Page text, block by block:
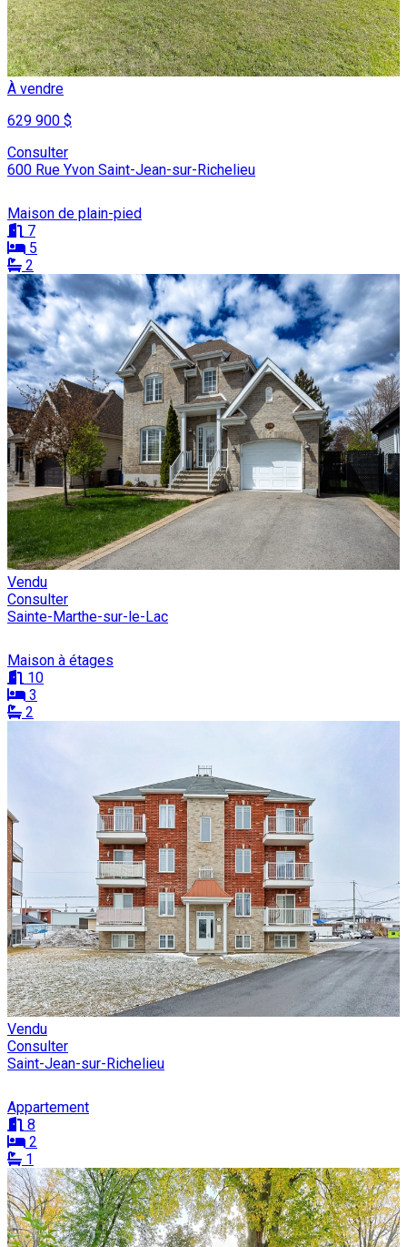
À vendre
629 900 $
Consulter
600 Rue Yvon Saint-Jean-sur-Richelieu
Maison de plain-pied
7
5
2
Vendu
Consulter
Sainte-Marthe-sur-le-Lac
Maison à étages
10
3
2
Vendu
Consulter
Saint-Jean-sur-Richelieu
Appartement
8
2
1